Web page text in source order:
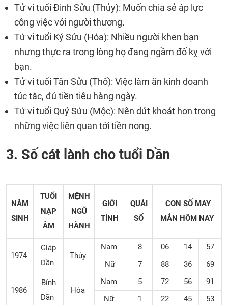
Tử vi tuổi Đinh Sửu (Thủy): Muốn chia sẻ áp lực
công việc với người thương.
Tử vi tuổi Kỷ Sửu (Hỏa): Nhiều người khen bạn
nhưng thực ra trong lòng họ đang ngầm đố kỵ với
bạn.
Tử vi tuổi Tân Sửu (Thổ): Việc làm ăn kinh doanh
túc tắc, đủ tiền tiêu hàng ngày.
Tử vi tuổi Quý Sửu (Mộc): Nên dứt khoát hơn trong
những việc liên quan tới tiền nong.
3. Số cát lành cho tuổi Dần
NĂM
SINH
TUỔI
NẠP
ÂM
MỆNH
NGŨ
HÀNH
GIỚI
TÍNH
QUÁI
SỐ
CON SỐ MAY
MẮN HÔM NAY
1974
Giáp
Dần
Thủy
Nam 8 06 14
57
Nữ
7 88 36 69
1986
Bính
Dần
Hỏa
Nam 5 72 56
91
Nữ
1 22 45 53